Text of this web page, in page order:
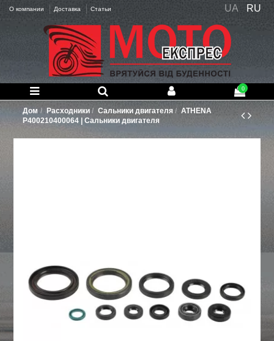
О компании Доставка Статьи UA RU
0
Дом Расходники Сальники двигателя
ATHENA
P400210400064 | Сальники двигателя